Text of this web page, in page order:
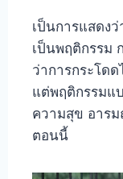
เป็นการแสดง
เป็นพฤติกรรม
ว่าการกระโด
แต่พฤติกรรมแ
ความสุข อาร
ตอนนี้